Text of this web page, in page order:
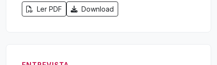
Ler PDF Download